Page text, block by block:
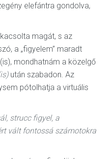
elefántra gondolva,
magát, s az
a „figyelem” maradt
mondhatnám a közelgő
után szabadon. Az
pótolhatja a virtuális
strucc figyel, a
vált fontossá számotokra